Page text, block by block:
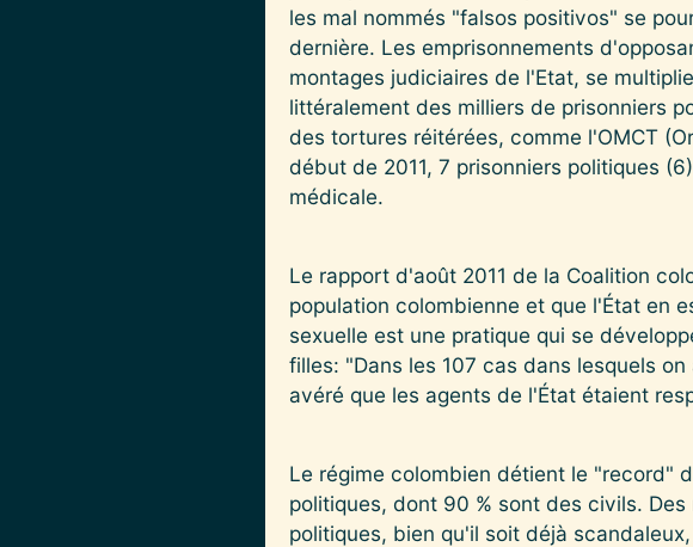
les mal nommés "falsos positivos" se
dernière. Les emprisonnements
montages judiciaires de l'Etat, se
littéralement des milliers de prisonniers
des tortures réitérées, comme l'OMCT
début de 2011, 7 prisonniers politiques
médicale.
Le rapport d'août 2011 de la Coalition
population colombienne et que l'État en
sexuelle est une pratique qui se
filles: "Dans les 107 cas dans lesquels
avéré que les agents de l'État étaient
Le régime colombien détient le "record"
politiques, dont 90 % sont des civils.
politiques, bien qu'il soit déjà